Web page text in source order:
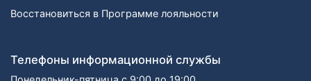
Восстановиться в Программе лояльности
Телефоны информационной службы